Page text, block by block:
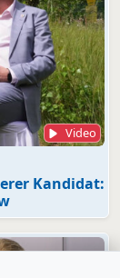
Video
Kandidat: